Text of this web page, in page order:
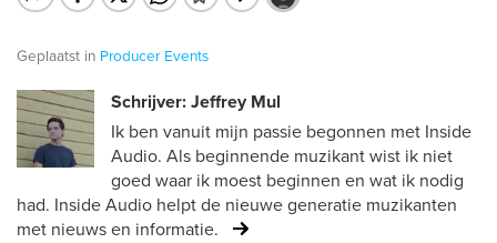
Geplaatst in Producer Events
Schrijver: Jeffrey Mul
Ik ben vanuit mijn passie begonnen met Inside
Audio. Als beginnende muzikant wist ik niet
goed waar ik moest beginnen en wat ik nodig
had. Inside Audio helpt de nieuwe generatie muzikanten
met nieuws en informatie.